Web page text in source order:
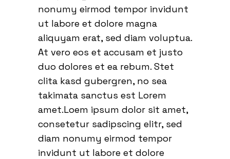
nonumy eirmod tempor invidunt
ut labore et dolore magna
aliquyam erat, sed diam voluptua.
At vero eos et accusam et justo
duo dolores et ea rebum. Stet
clita kasd gubergren, no sea
takimata sanctus est Lorem
amet.Loem ipsum dolor sit amet,
consetetur sadipscing elitr, sed
diam nonumy eirmod tempor
invidunt ut labore et dolore